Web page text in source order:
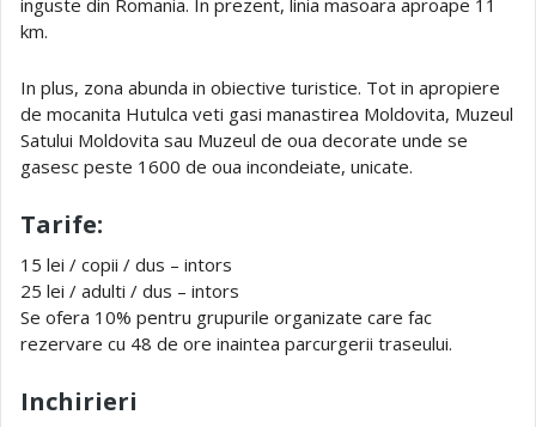
km.
In plus, zona abunda in obiective turistice. Tot in apropiere
de mocanita Hutulca veti gasi manastirea Moldovita, Muzeul
Satului Moldovita sau Muzeul de oua decorate unde se
gasesc peste 1600 de oua incondeiate, unicate.
Tarife:
15 lei / copii / dus – intors
25 lei / adulti / dus – intors
Se ofera 10% pentru grupurile organizate care fac
rezervare cu 48 de ore inaintea parcurgerii traseului.
Inchirieri